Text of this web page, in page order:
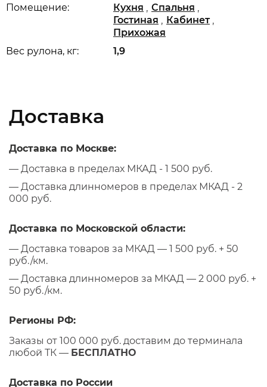
Вес рулона, кг: 1,9
Помещение: Кухня , Спальня ,
Гостиная , Кабинет ,
Прихожая
Доставка
Доставка по Москве:
— Доставка в пределах МКАД - 1 500 руб.
— Доставка длинномеров в пределах МКАД - 2
000 руб.
Доставка по Московской области:
— Доставка товаров за МКАД — 1 500 руб. + 50
руб./км.
— Доставка длинномеров за МКАД — 2 000 руб. +
50 руб./км.
Регионы РФ:
Заказы от 100 000 руб. доставим до терминала
любой ТК — БЕСПЛАТНО
Доставка по России